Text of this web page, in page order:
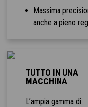
Massima
anche a pieno
TUTTO IN UNA
MACCHINA
L’ampia gamma di